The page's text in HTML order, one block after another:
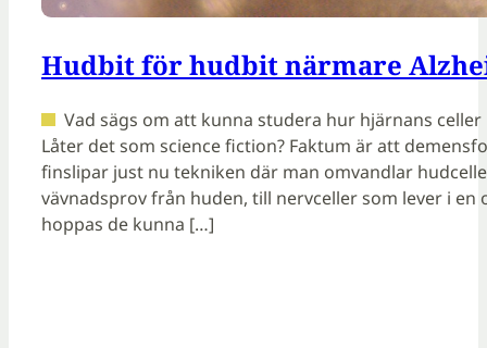
Hudbit för hudbit närmare
Vad sägs om att kunna studera hur hjärnans
Låter det som science fiction? Faktum är att
finslipar just nu tekniken där man omvandlar
vävnadsprov från huden, till nervceller som lever i en
hoppas de kunna […]